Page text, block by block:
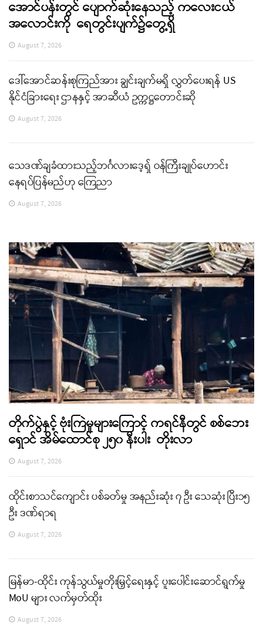
အောင်ပန်းတွင် ပျောက်ဆုံးနေသည့် ကလေးငယ်
အလောင်းကို ရေတွင်းပျက်၌တွေ့ရှိ
August 7, 2026
ဒေါ်အောင်ဆန်းစုကြည်အား ချွင်းချက်မရှိ လွှတ်ပေးရန် US
နိုင်ငံခြားရေး ဌာနနှင့် အာဆီယံ ဥက္ကဋ္ဌတောင်းဆို
August 7, 2026
သေဒဏ်ချခံထားသည့်ဘင်္ဂလားဒေ့ရှ် ဝန်ကြီးချုပ်ဟောင်း
နေရပ်ပြန်မည်ဟု ကြေညာ
August 7, 2026
တိုက်ပွဲနှင့် ဗုံးကြဲမှုများကြောင့် ကရင်နီတွင် စစ်ဘေး
ရှောင် အိမ်ထောင်စု ၂၅၀ နီးပါး တိုးလာ
August 7, 2026
ထိုင်းစာသင်ကျောင်း ပစ်ခတ်မှု အနည်းဆုံး ၇ ဦး သေဆုံး ပြီး၁၅
ဦး ဒဏ်ရာရ
August 7, 2026
မြန်မာ-ထိုင်း ကုန်သွယ်မှုတိုးမြှင့်ရေးနှင့် ပူးပေါင်းဆောင်ရွက်မှု
MoU များ လက်မှတ်ထိုး
August 7, 2026